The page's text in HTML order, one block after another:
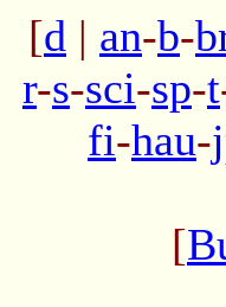
[d | an-b-
r-s-sci-sp-t
fi-hau-
[